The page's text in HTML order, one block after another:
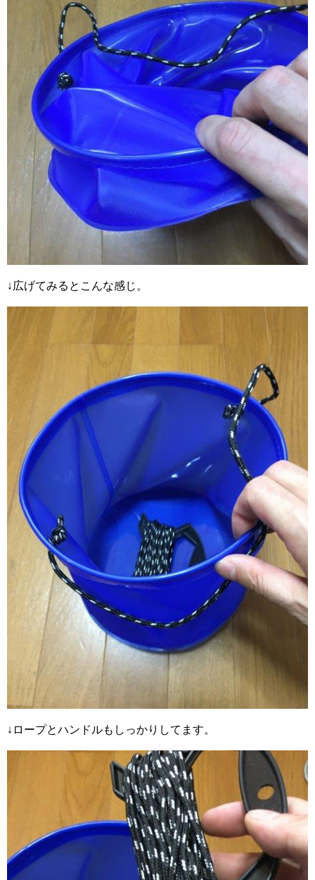
↓広げてみるとこんな感じ。
↓ロープとハンドルもしっかりしてます。